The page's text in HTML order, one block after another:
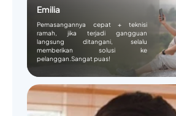
Emilia
Pemasangannya cepat + teknisi
ramah, jika terjadi gangguan
langsung ditangani, selalu
memberikan solusi ke
pelanggan.Sangat puas!